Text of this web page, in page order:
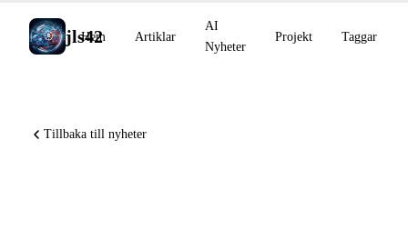
jls42
Hem Artiklar
AI
Nyheter
Projekt Taggar
Tillbaka till nyheter